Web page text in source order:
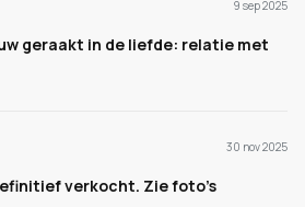
9 sep 2025
geraakt in de liefde: relatie met
30 nov 2025
verkocht. Zie foto’s